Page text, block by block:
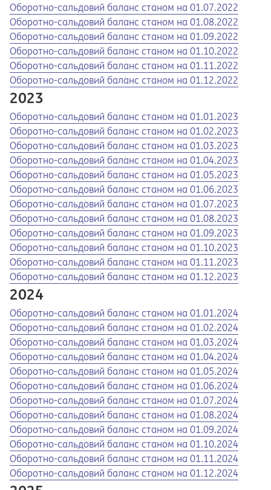
Opens in a new tab
Opens a pdf
Оборотно-сальдовий баланс станом на 01.07.2022
Opens in a new tab
Opens a pdf
Оборотно-сальдовий баланс станом на 01.08.2022
Opens in a new tab
Opens a pdf
Оборотно-сальдовий баланс станом на 01.09.2022
Opens in a new tab
Opens a pdf
Оборотно-сальдовий баланс станом на 01.10.2022
Opens in a new tab
Opens a pdf
Оборотно-сальдовий баланс станом на 01.11.2022
Opens in a new tab
Opens a pdf
Оборотно-сальдовий баланс станом на 01.12.2022
2023
Opens in a new tab
Opens a pdf
Оборотно-сальдовий баланс станом на 01.01.2023
Opens in a new tab
Opens a pdf
Оборотно-сальдовий баланс станом на 01.02.2023
Opens in a new tab
Opens a pdf
Оборотно-сальдовий баланс станом на 01.03.2023
Opens in a new tab
Opens a pdf
Оборотно-сальдовий баланс станом на 01.04.2023
Opens in a new tab
Opens a pdf
Оборотно-сальдовий баланс станом на 01.05.2023
Opens in a new tab
Opens a pdf
Оборотно-сальдовий баланс станом на 01.06.2023
Opens in a new tab
Opens a pdf
Оборотно-сальдовий баланс станом на 01.07.2023
Opens in a new tab
Opens a pdf
Оборотно-сальдовий баланс станом на 01.08.2023
Opens in a new tab
Opens a pdf
Оборотно-сальдовий баланс станом на 01.09.2023
Opens in a new tab
Opens a pdf
Оборотно-сальдовий баланс станом на 01.10.2023
Opens in a new tab
Opens a pdf
Оборотно-сальдовий баланс станом на 01.11.2023
Opens in a new tab
Opens a pdf
Оборотно-сальдовий баланс станом на 01.12.2023
2024
Opens in a new tab
Opens a pdf
Оборотно-сальдовий баланс станом на 01.01.2024
Opens in a new tab
Opens a pdf
Оборотно-сальдовий баланс станом на 01.02.2024
Opens in a new tab
Opens a pdf
Оборотно-сальдовий баланс станом на 01.03.2024
Opens in a new tab
Opens a pdf
Оборотно-сальдовий баланс станом на 01.04.2024
Opens in a new tab
Opens a pdf
Оборотно-сальдовий баланс станом на 01.05.2024
Opens in a new tab
Opens a pdf
Оборотно-сальдовий баланс станом на 01.06.2024
Opens in a new tab
Opens a pdf
Оборотно-сальдовий баланс станом на 01.07.2024
Opens in a new tab
Opens a pdf
Оборотно-сальдовий баланс станом на 01.08.2024
Opens in a new tab
Opens a pdf
Оборотно-сальдовий баланс станом на 01.09.2024
Opens in a new tab
Opens a pdf
Оборотно-сальдовий баланс станом на 01.10.2024
Opens in a new tab
Opens a pdf
Оборотно-сальдовий баланс станом на 01.11.2024
Opens in a new tab
Opens a pdf
Оборотно-сальдовий баланс станом на 01.12.2024